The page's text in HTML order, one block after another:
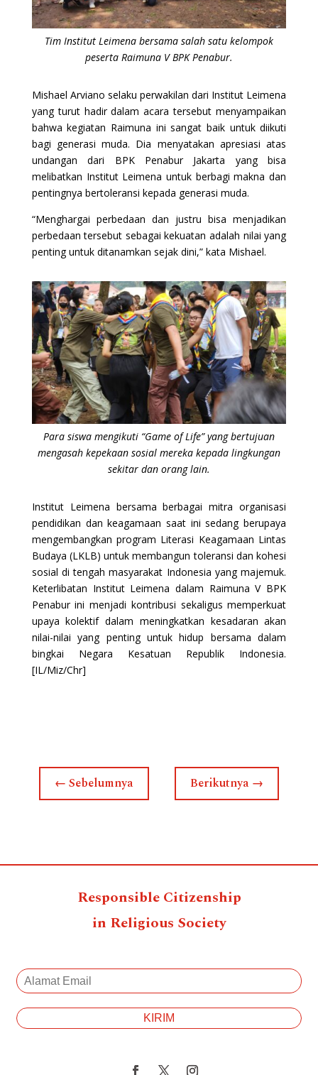
Tim Institut Leimena bersama salah satu kelompok
peserta Raimuna V BPK Penabur.
Mishael Arviano selaku perwakilan dari Institut Leimena
yang turut hadir dalam acara tersebut menyampaikan
bahwa kegiatan Raimuna ini sangat baik untuk diikuti
bagi generasi muda. Dia menyatakan apresiasi atas
undangan dari BPK Penabur Jakarta yang bisa
melibatkan Institut Leimena untuk berbagi makna dan
pentingnya bertoleransi kepada generasi muda.
“Menghargai perbedaan dan justru bisa menjadikan
perbedaan tersebut sebagai kekuatan adalah nilai yang
penting untuk ditanamkan sejak dini,” kata Mishael.
Para siswa mengikuti “Game of Life” yang bertujuan
mengasah kepekaan sosial mereka kepada lingkungan
sekitar dan orang lain.
Institut Leimena bersama berbagai mitra organisasi
pendidikan dan keagamaan saat ini sedang berupaya
mengembangkan program Literasi Keagamaan Lintas
Budaya (LKLB) untuk membangun toleransi dan kohesi
sosial di tengah masyarakat Indonesia yang majemuk.
Keterlibatan Institut Leimena dalam Raimuna V BPK
Penabur ini menjadi kontribusi sekaligus memperkuat
upaya kolektif dalam meningkatkan kesadaran akan
nilai-nilai yang penting untuk hidup bersama dalam
bingkai Negara Kesatuan Republik Indonesia.
[IL/Miz/Chr]
← Sebelumnya Berikutnya →
Responsible Citizenship
in Religious Society